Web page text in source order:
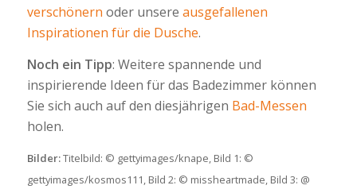
verschönern oder unsere ausgefallenen
Inspirationen für die Dusche.
Noch ein Tipp: Weitere spannende und
inspirierende Ideen für das Badezimmer können
Sie sich auch auf den diesjährigen Bad-Messen
holen.
Bilder:Titelbild: © gettyimages/knape, Bild 1: ©
gettyimages/kosmos111, Bild 2: © missheartmade, Bild 3: @